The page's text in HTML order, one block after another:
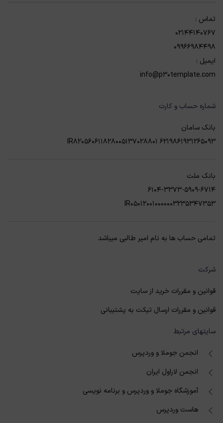
تماس :
02144140767
09966984498
ایمیل :
info@p30template.com
شماره حساب و کارت
بانک سامان
6219861931265093 IR820560611828005137028801
بانک ملت
6104-3373-5909-6714
IR050120010000003235347353
تمامی حساب ها به نام امیر طالبی میباشد
شرکت
قوانین و مقررات خرید از سایت
قوانین و مقررات ارسال تیکت به پشتیبانی
سایتهای مرتبط
انجمن جوملا و وردپرس
انجمن لاراول ایران
آموزشگاه جوملا و وردپرس و برنامه نویسی
هاست وردپرس